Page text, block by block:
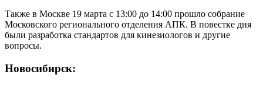
Также в Москве 19 марта с 13:00 до 14:00 прошло собрание
Московского регионального отделения АПК. В повестке дня
были разработка стандартов для кинезиологов и другие
вопросы.
Новосибирск: